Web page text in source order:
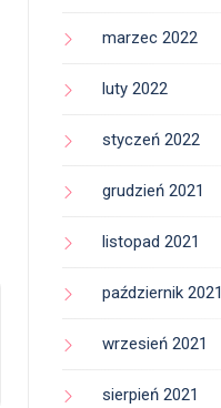
marzec 2022
luty 2022
styczeń 2022
grudzień 2021
listopad 2021
październik 2021
wrzesień 2021
sierpień 2021